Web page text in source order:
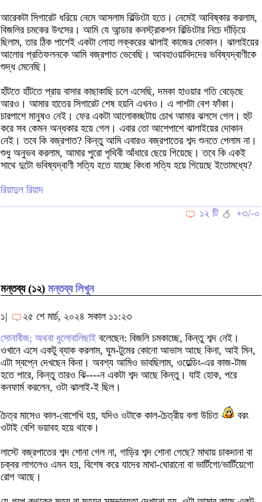
আরেকটা সিগারেট ধরিয়ে নেমে আসলাম বিল্ডিংটা হতে। নেমেই আবিষ্কার করলাম,
বিজলির চমকের উৎসের। আমি যে আন্ডার কনস্ট্রাকশন বিল্ডিংটার নিচে দাঁড়িয়ে
ছিলাম, তার ঠিক পাশেই একটা লোহা লক্করের ঝালাই কাজের দোকান। ঝালাইয়ের
আলোর প্রতিফলনকে আমি বজ্রপাত ভেবেছি। আবহাওয়াবিদদের ভবিষ্যদ্‌বাণীকে
শুদ্ধ মেনেছি।
হাঁটতে হাঁটতে প্রায় বাসার কাছাকাছি চলে এসেছি, দমকা হাওয়ার গতি বেড়েছে
আরও। আমার হাতের সিগারেট শেষ হয়নি এখনও। এ পাশটা বেশ ফাঁকা।
চারপাশে মানুষও নেই। ফের একটা আলোকচ্ছটায় চোখ আমার ঝলসে গেল। হুট
করে সব কেমন অন্ধকার হয়ে গেল। এবার তো আশেপাশে ঝালাইয়ের দোকান
নেই। তবে কি বজ্রপাত? কিন্তু আমি এবারও বজ্রপাতের শব্দ শুনতে পেলাম না।
শুধু অনুভব করলাম, আমার পুরো পৃথিবী আঁধারে ছেয়ে গিয়েছে। তবে কি একই
সাথে দুটো ভবিষ্যদ্‌বাণী সত্যি হতে যাচ্ছে কিংবা সত্যি হয়ে গিয়েছে ইতোমধ্যে?
রিয়াদুল রিয়াদ
১২ টি
+৩/-০
মন্তব্য (১২) মন্তব্য লিখুন
১|
২৫ শে মার্চ, ২০২৪ সকাল ১১:২৩
সোনাবীজ; অথবা ধুলোবালিছাই বলেছেন: বিজলি চমকাচ্ছে, কিন্তু শব্দ নেই।
ওখানে এসে একটু ব্যাক করলাম, ঘুম-টুমের কোনো আভাস আছে কিনা, আই মিন,
এটা স্বপ্নে দেখছেন কিনা। অবশ্য আমিও ভাবছিলাম, ওয়েল্ডিং-এর কাজ-টাজ
হতে পারে, কিন্তু তারও ঝি----ন একটা শব্দ আছে কিন্তু। যাই হোক, পরে
কনফার্ম করলেন, ওটা ঝালাই-ই ছিল।
চৈত্র মাসেও কাল-বোশেখি হয়, যদিও ওটাকে কাল-চৈত্রীয় বলা উচিত
বরং
ওটাই বেশি ভয়াবহ হয়ে থাকে।
লাস্টে বজ্রপাতের শব্দ শোনা গেল না, গাড়ির শব্দ শোনা গেছে? মাথায় চাকদানা বা
চক্বর লাগলেও এমন হয়, বিশেষ করে যাদের মাথা-ঘোরানো বা ভার্টিগো/ভার্টিয়েগো
রোগ আছে।